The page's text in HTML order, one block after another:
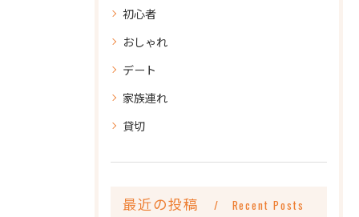
初心者
おしゃれ
デート
家族連れ
貸切
最近の投稿 Recent Posts